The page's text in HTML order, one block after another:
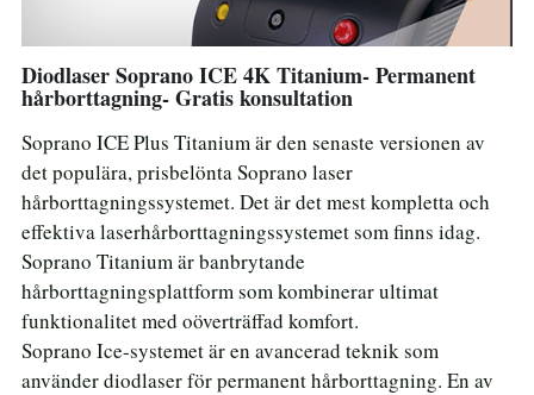
Diodlaser Soprano ICE 4K Titanium- Permanent
hårborttagning- Gratis konsultation
Soprano ICE Plus Titanium är den senaste versionen av
det populära, prisbelönta Soprano laser
hårborttagningssystemet. Det är det mest kompletta och
effektiva laserhårborttagningssystemet som finns idag.
Soprano Titanium är banbrytande
hårborttagningsplattform som kombinerar ultimat
funktionalitet med oöverträffad komfort.
Soprano Ice-systemet är en avancerad teknik som
använder diodlaser för permanent hårborttagning. En av